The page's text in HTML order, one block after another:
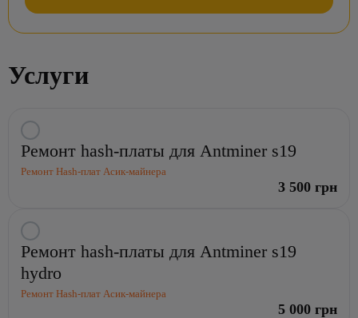
Услуги
Выбрать
услугу:
Ремонт
Antminer
s19
Ремонт hash-платы для Antminer s19
Ремонт Hash-плат Асик-майнера
3 500 грн
Выбрать
услугу:
Ремонт
hash-
платы
Ремонт hash-платы для Antminer s19
hydro
Ремонт Hash-плат Асик-майнера
5 000 грн